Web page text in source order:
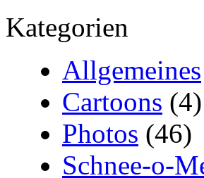
Kategorien
Allgemeines
Cartoons (4)
Photos (46)
Schnee-o-